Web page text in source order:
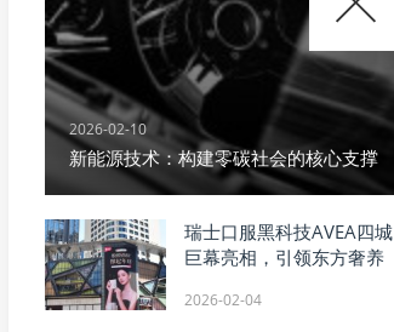
2026-02-10
新能源技术：构建零碳社会的核心支撑
瑞士口服黑科技AVEA四城
巨幕亮相，引领东方奢养
2026-02-04